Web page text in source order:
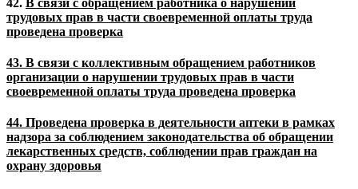
трудовых прав в части своевременной оплаты труда
проведена проверка
43. В связи с коллективным обращением работников
организации о нарушении трудовых прав в части
своевременной оплаты труда проведена проверка
44. Проведена проверка в деятельности аптеки в рамках
надзора за соблюдением законодательства об обращении
лекарственных средств, соблюдении прав граждан на
охрану здоровья